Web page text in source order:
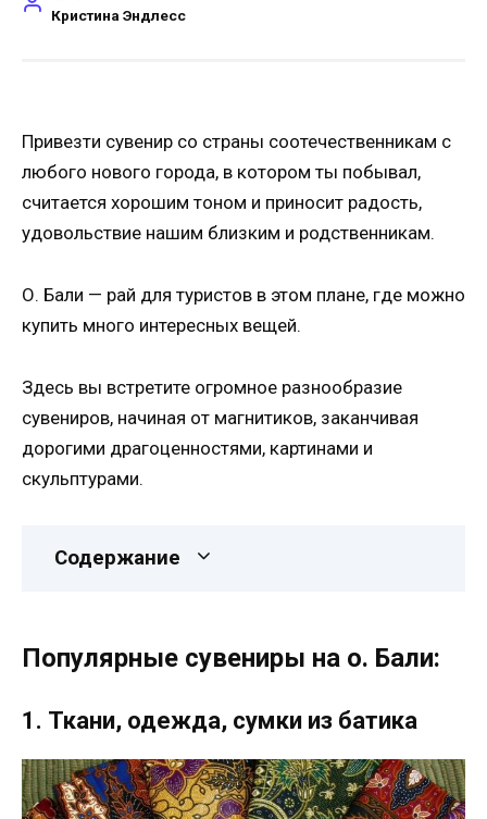
Кристина Эндлесс
Привезти сувенир со страны соотечественникам с
любого нового города, в котором ты побывал,
считается хорошим тоном и приносит радость,
удовольствие нашим близким и родственникам.
О. Бали — рай для туристов в этом плане, где можно
купить много интересных вещей.
Здесь вы встретите огромное разнообразие
сувениров, начиная от магнитиков, заканчивая
дорогими драгоценностями, картинами и
скульптурами.
Содержание
Популярные сувениры на о. Бали:
1. Ткани, одежда, сумки из батика